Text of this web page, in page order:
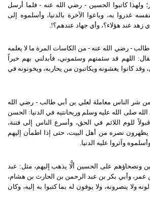
ولهذا كاتبوا الحسين - رضي الله عنه - فلما أرسل
غدروا به، وباعوا الآخرة بالدنيا، وأسلموه إلى
زهد عند هؤلاء؟، وأي جهاد عندهم؟!.
- رضي الله عنه - من الكاسات المرة ما لا يعلمه
اللهم قد سئمتهم وسئموني، فأبدلني بهم خيراً
وقد كانوا يغشونه ويكاتبون من يحاربه، ويخونونه في
من شر الناس معاملة لعلي بن أبي طالب - رضي الله
صلى الله عليه وسلم وريحانتيه في الدنيا: الحسن
للوم اللائم في الحق، وأسرع الناس إلى فتنة،
نصره من أهل البيت، حتى إذا اطمأن إليهم
وآثروا عليه الدنيا.
ونصحاؤهم على الحسين ألَّا يذهب إليهم، مثل: عبد
عمر، وأبي بكر بن عبد الرحمن بن الحارث بن هشام،
ولا ينصرونه، ولا يوفون له بما كتبوا به إليه، وكان